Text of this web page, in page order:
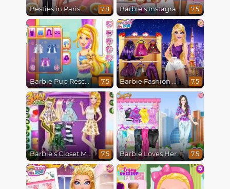
Besties in Paris 7.8 Barbie's Instagram Life 7.5
Barbie Pup Rescue 7.5 Barbie Fashion Week Model 7.5
Barbie's Closet Makeover 7.5 Barbie Loves Her Job 7.5